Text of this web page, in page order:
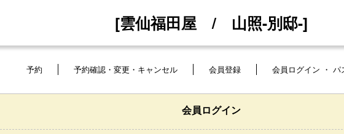
[雲仙福田屋 / 山照-別邸-]
予約 予約確認・変更・キャンセル 会員登録 会員ログイン ・ パ
会員ログイン